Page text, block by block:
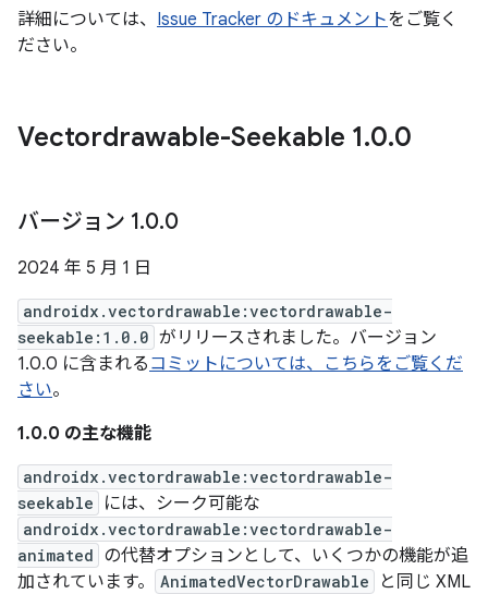
詳細については、 Issue Tracker のドキュメントをご覧く
ださい。
Vectordrawable-Seekable 1.0.0
バージョン 1.0.0
2024 年 5 月 1 日
androidx.vectordrawable:vectordrawable-
seekable:1.0.0 がリリースされました。バージョン
1.0.0 に含まれる コミットについては、こちらをご覧くだ
さい。
1.0.0 の主な機能
androidx.vectordrawable:vectordrawable-
seekable
には、シーク可能な
androidx.vectordrawable:vectordrawable-
animated の代替オプションとして、いくつかの機能が追
加されています。
AnimatedVectorDrawable
と同じ XML